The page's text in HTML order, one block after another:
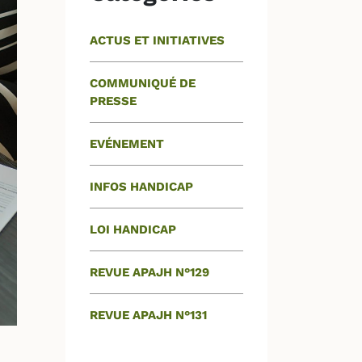
ACTUS ET INITIATIVES
COMMUNIQUÉ DE
PRESSE
EVÉNEMENT
INFOS HANDICAP
LOI HANDICAP
REVUE APAJH N°129
REVUE APAJH N°131